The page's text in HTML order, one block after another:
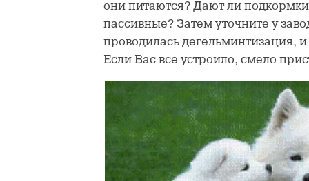
они питаются? Дают ли
пассивные? Затем уточните у
проводилась дегельминтизация,
Если Вас все устроило, смело